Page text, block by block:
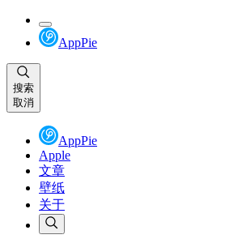
AppPie
搜索
取消
AppPie
Apple
文章
壁纸
关于